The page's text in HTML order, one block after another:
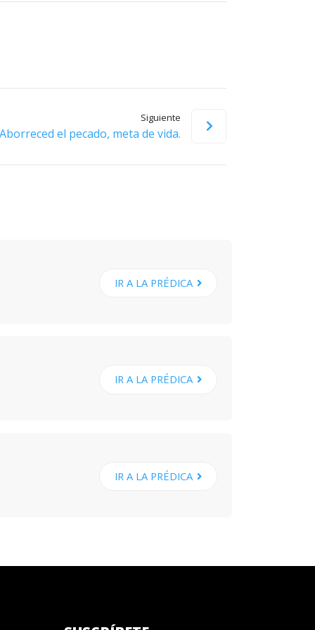
o
el
Siguiente
Aborreced el pecado, meta de vida.
IR A LA PRÉDICA
IR A LA PRÉDICA
IR A LA PRÉDICA